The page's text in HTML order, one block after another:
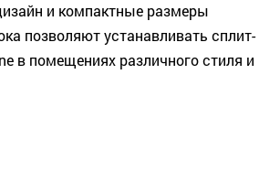
и компактные размеры
позволяют устанавливать сплит-
в помещениях различного стиля и